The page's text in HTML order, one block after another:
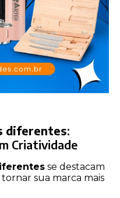
diferentes:
Criatividade
se destacam
sua marca mais